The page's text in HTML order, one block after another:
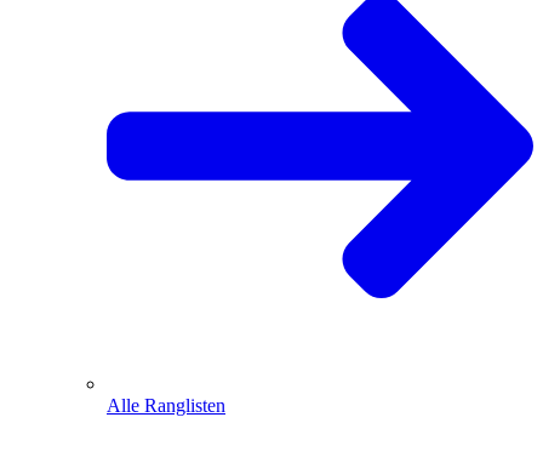
Alle Ranglisten